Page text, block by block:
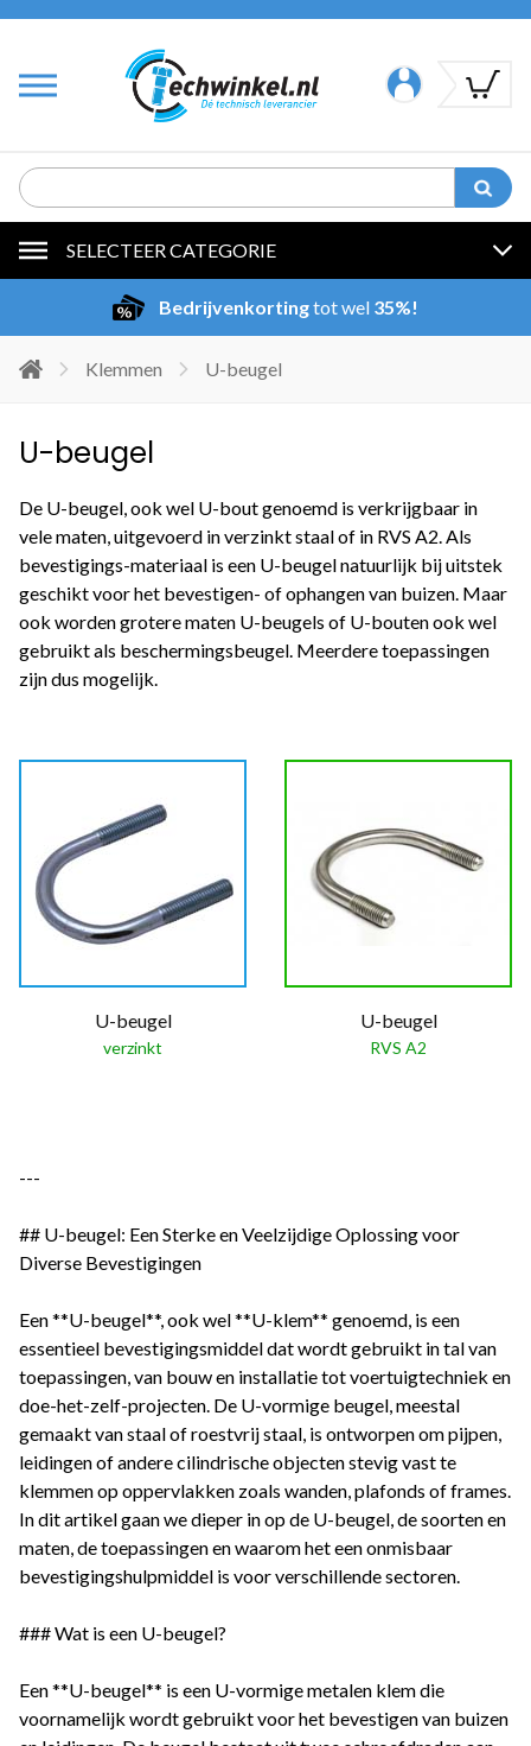
SELECTEER CATEGORIE
Bedrijvenkortingtot wel 35%!
Klemmen U-beugel
U-beugel
De U-beugel, ook wel U-bout genoemd is verkrijgbaar in
vele maten, uitgevoerd in verzinkt staal of in RVS A2. Als
bevestigings-materiaal is een U-beugel natuurlijk bij uitstek
geschikt voor het bevestigen- of ophangen van buizen. Maar
ook worden grotere maten U-beugels of U-bouten ook wel
gebruikt als beschermingsbeugel. Meerdere toepassingen
zijn dus mogelijk.
U-beugel
verzinkt
U-beugel
RVS A2
---
## U-beugel: Een Sterke en Veelzijdige Oplossing voor
Diverse Bevestigingen
Een **U-beugel**, ook wel **U-klem** genoemd, is een
essentieel bevestigingsmiddel dat wordt gebruikt in tal van
toepassingen, van bouw en installatie tot voertuigtechniek en
doe-het-zelf-projecten. De U-vormige beugel, meestal
gemaakt van staal of roestvrij staal, is ontworpen om pijpen,
leidingen of andere cilindrische objecten stevig vast te
klemmen op oppervlakken zoals wanden, plafonds of frames.
In dit artikel gaan we dieper in op de U-beugel, de soorten en
maten, de toepassingen en waarom het een onmisbaar
bevestigingshulpmiddel is voor verschillende sectoren.
### Wat is een U-beugel?
Een **U-beugel** is een U-vormige metalen klem die
voornamelijk wordt gebruikt voor het bevestigen van buizen